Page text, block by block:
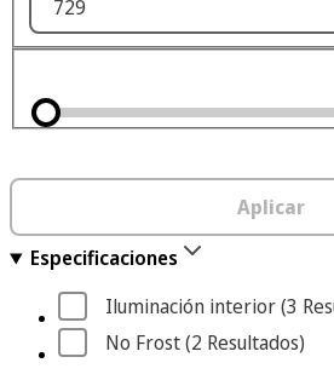
Aplicar
Especificaciones
Iluminación interior (3
No Frost (2 Resultados)